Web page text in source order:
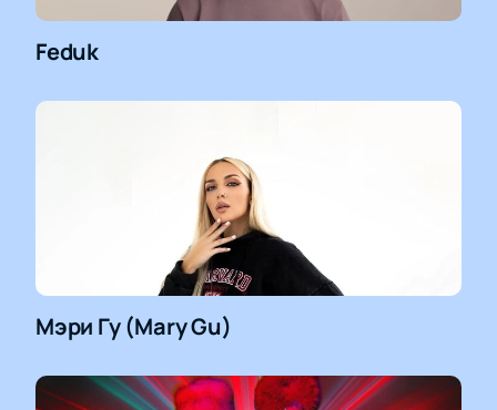
Feduk
Мэри Гу (Mary Gu)